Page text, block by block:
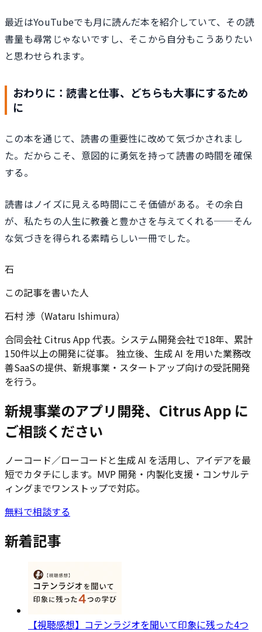
最近はYouTubeでも月に読んだ本を紹介していて、その読
書量も尋常じゃないですし、そこから自分もこうありたい
と思わせられます。
おわりに：読書と仕事、どちらも大事にするため
に
この本を通じて、読書の重要性に改めて気づかされまし
た。だからこそ、意図的に勇気を持って読書の時間を確保
する。
読書はノイズに見える時間にこそ価値がある。その余白
が、私たちの人生に教養と豊かさを与えてくれる──そん
な気づきを得られる素晴らしい一冊でした。
石
この記事を書いた人
石村 渉（Wataru Ishimura）
合同会社 Citrus App 代表。システム開発会社で18年、累計
150件以上の開発に従事。 独立後、生成 AI を用いた業務改
善SaaSの提供、新規事業・スタートアップ向けの受託開発
を行う。
新規事業のアプリ開発、Citrus App に
ご相談ください
ノーコード／ローコードと生成 AI を活用し、アイデアを最
短でカタチにします。MVP 開発・内製化支援・コンサルテ
ィングまでワンストップで対応。
無料で相談する
新着記事
【視聴感想】コテンラジオを聞いて印象に残った4つ